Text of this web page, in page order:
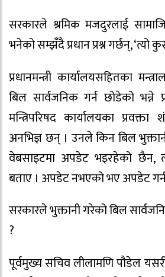
सरकारले श्रमिक मजदुरलाई
भनेको सम्झँदै प्रधान प्रश्न गर्छन्, ‘त्यो
प्रधानमन्त्री कार्यालयसहितका
बिल सार्वजनिक गर्न छोडेको भन्ने
मन्त्रिपरिषद कार्यालयका
अनभिज्ञ छन् । उनले किन बिल
वेबसाइटमा अपडेट भइरहेको छैन,
बताए । अपडेट नभएको भए अपडेट
सरकारले भुक्तानी गरेको बिल
?
पूर्वमुख्य सचिव लीलामणि पौडेल